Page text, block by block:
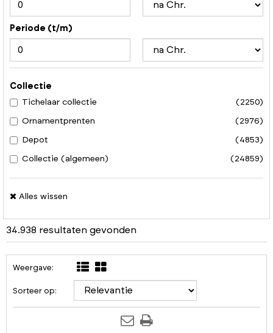
Periode (t/m)
Collectie
Tichelaar collectie
(2250)
Ornamentprenten (2976)
Depot (4853)
Collectie (algemeen) (24859)
Alles wissen
34.938 resultaten gevonden
Weergave:
Sorteer op: